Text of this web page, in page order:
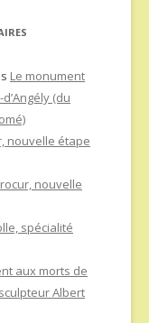
Le monument
(du
nouvelle étape
nouvelle
spécialité
aux morts de
Albert